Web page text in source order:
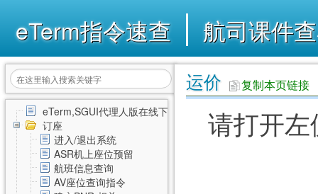
eTerm指令速查 航司课件
eTerm,SGUI代理人版在线下载
订座
进入/退出系统
ASR机上座位预留
航班信息查询
AV座位查询指令
运价 复制本页链接
请打开